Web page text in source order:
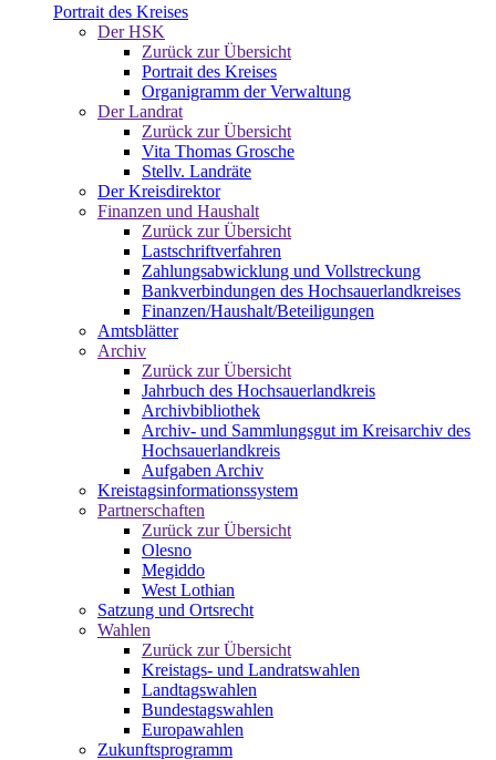
Portrait des Kreises
Der HSK
Zurück zur Übersicht
Portrait des Kreises
Organigramm der Verwaltung
Der Landrat
Zurück zur Übersicht
Vita Thomas Grosche
Stellv. Landräte
Der Kreisdirektor
Finanzen und Haushalt
Zurück zur Übersicht
Lastschriftverfahren
Zahlungsabwicklung und Vollstreckung
Bankverbindungen des Hochsauerlandkreises
Finanzen/Haushalt/Beteiligungen
Amtsblätter
Archiv
Zurück zur Übersicht
Jahrbuch des Hochsauerlandkreis
Archivbibliothek
Archiv- und Sammlungsgut im Kreisarchiv des
Hochsauerlandkreis
Aufgaben Archiv
Kreistagsinformationssystem
Partnerschaften
Zurück zur Übersicht
Olesno
Megiddo
West Lothian
Satzung und Ortsrecht
Wahlen
Zurück zur Übersicht
Kreistags- und Landratswahlen
Landtagswahlen
Bundestagswahlen
Europawahlen
Zukunftsprogramm